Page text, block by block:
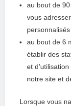
au bout de
vous
personnalisés
au bout de 6
établir des
et
notre site et
Lorsque vous